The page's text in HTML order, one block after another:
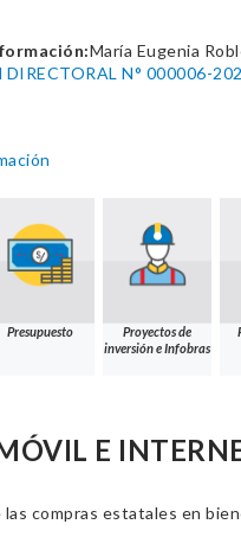
María Eugenia
DIRECTORAL N° 000006-
Presupuesto
Proyectos de
inversión e Infobras
E
compras estatales en